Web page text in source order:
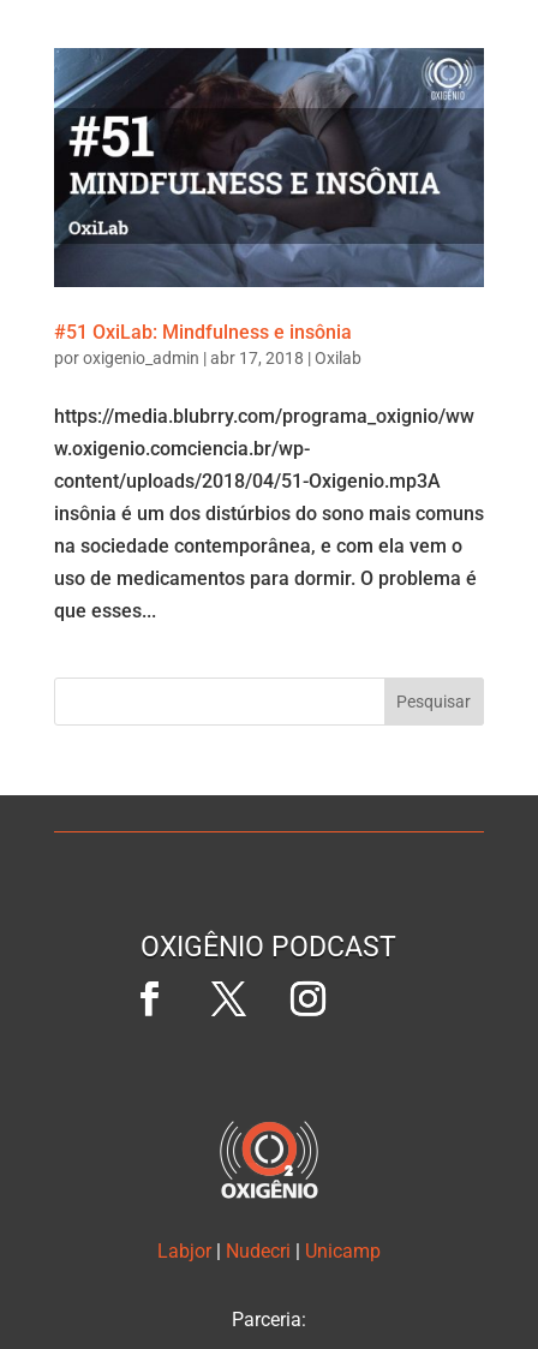
#51 OxiLab: Mindfulness e insônia
poroxigenio_admin |abr 17, 2018 |Oxilab
https://media.blubrry.com/programa_oxignio/ww
w.oxigenio.comciencia.br/wp-
content/uploads/2018/04/51-Oxigenio.mp3A
insônia é um dos distúrbios do sono mais comuns
na sociedade contemporânea, e com ela vem o
uso de medicamentos para dormir. O problema é
que esses...
OXIGÊNIO PODCAST
Labjor | Nudecri | Unicamp
Parceria: